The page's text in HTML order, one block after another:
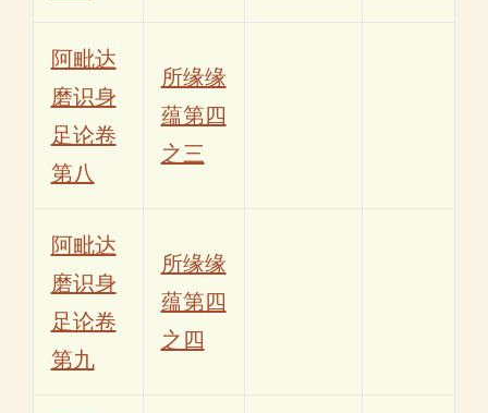
阿毗达
磨识身
足论卷
第八
所缘缘
蕴第四
之三
阿毗达
磨识身
足论卷
第九
所缘缘
蕴第四
之四